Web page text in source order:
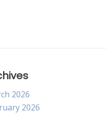
2026
2026